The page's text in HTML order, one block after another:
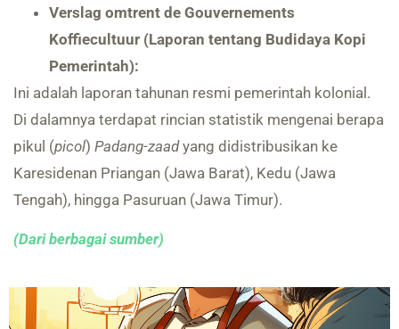
Verslag omtrent de Gouvernements
Koffiecultuur (Laporan tentang Budidaya Kopi
Pemerintah):
Ini adalah laporan tahunan resmi pemerintah kolonial.
Di dalamnya terdapat rincian statistik mengenai berapa
pikul (picol) Padang-zaadyang didistribusikan ke
Karesidenan Priangan (Jawa Barat), Kedu (Jawa
Tengah), hingga Pasuruan (Jawa Timur).
(Dari berbagai sumber)